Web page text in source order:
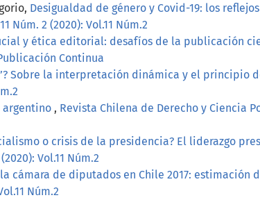
Desigualdad de género y Covid-19: los
Núm. 2 (2020): Vol.11 Núm.2
y ética editorial: desafíos de la publicación
Continua
Sobre la interpretación dinámica y el principio
argentino , Revista Chilena de Derecho y Ciencia
o crisis de la presidencia? El liderazgo
Vol.11 Núm.2
cámara de diputados en Chile 2017: estimación
Núm.2